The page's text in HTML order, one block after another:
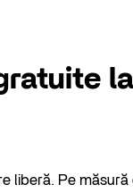
liberă. Pe